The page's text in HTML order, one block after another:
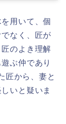
用いて、個
なく、匠が
のよき理解
ぶ仲であり
匠から、妻と
いと疑いま